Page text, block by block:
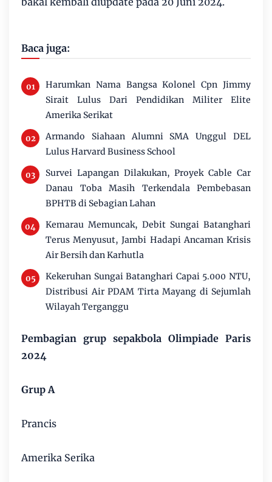
Baca juga:
Harumkan Nama Bangsa Kolonel Cpn Jimmy
Sirait Lulus Dari Pendidikan Militer Elite
Amerika Serikat
Armando Siahaan Alumni SMA Unggul DEL
Lulus Harvard Business School
Survei Lapangan Dilakukan, Proyek Cable Car
Danau Toba Masih Terkendala Pembebasan
BPHTB di Sebagian Lahan
Kemarau Memuncak, Debit Sungai Batanghari
Terus Menyusut, Jambi Hadapi Ancaman Krisis
Air Bersih dan Karhutla
Kekeruhan Sungai Batanghari Capai 5.000 NTU,
Distribusi Air PDAM Tirta Mayang di Sejumlah
Wilayah Terganggu
Pembagian grup sepakbola Olimpiade Paris
2024
Grup A
Prancis
Amerika Serika